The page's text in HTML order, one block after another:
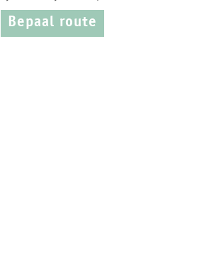
Bepaal route